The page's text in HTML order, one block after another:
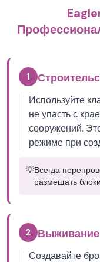
1
Используйте
не упасть с
сооружений.
режиме при
💡Всегда
размещать
2 Выживание
Создавайте